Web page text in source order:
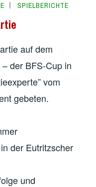
SPIELBERICHTE
auf dem
der BFS-Cup in
vom
gebeten.
der Eutritzscher
und